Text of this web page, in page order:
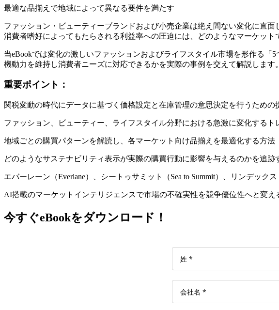
最適な品揃えで地域によって異なる要件を満たす
ファッション・ビューティーブランドおよび小売企業は絶え間ない変化に直
消費者嗜好によってもたらされる利益率への圧迫には、どのようなマーケッ
当eBookでは変化の激しいファッションおよびライフスタイル市場を形作る
機動力を維持し消費者ニーズに対応できるかを実際の事例を交えて解説します。
重要ポイント：
関税変動の時代にデータに基づく価格設定と在庫管理の意思決定を行うための
ファッション、ビューティー、ライフスタイル分野における急激に変化する
地域ごとの購買パターンを解読し、各マーケット向け品揃えを最適化する方法
どのようなサステナビリティ表示が実際の購買行動に影響を与えるのかを追跡
エバーレーン（Everlane）、シートゥサミット（Sea to Summit）、リンデック
AI搭載のマーケットインテリジェンスで市場の不確実性を競争優位性へと変
今すぐeBookをダウンロード！